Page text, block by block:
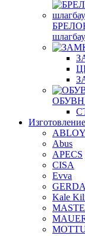
ABLOY
Abus
APECS
CISA
Evva
Kale